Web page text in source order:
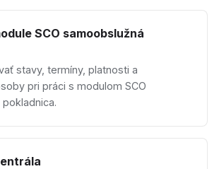
SCO samoobslužná
stavy, termíny, platnosti a
pri práci s modulom SCO